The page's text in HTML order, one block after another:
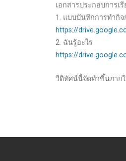
เอกสารประกอบการเ
1. แบบบันทึกการทำกิจ
https://
2. ฉันรู้อะไร
https://
วีดิทัศน์นี้จัดทำขึ้นภาย